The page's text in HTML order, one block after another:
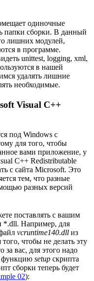
одиночные
папки сборки. В данный
лишних модулей,
в программе.
unittest, logging, xml,
в нашей
удалять лишние
необходимые.
Visual C++
под Windows с
для того, чтобы
вами приложение, у
C++ Redistributable
с сайта Microsoft. Это
тем, что разные
разных версий
поставлять с вашим
*.dll. Например, для
vcruntime140.dll из
чтобы не делать эту
за вас, для этого надо
функцию setup скрипта
сборки теперь будет
02):